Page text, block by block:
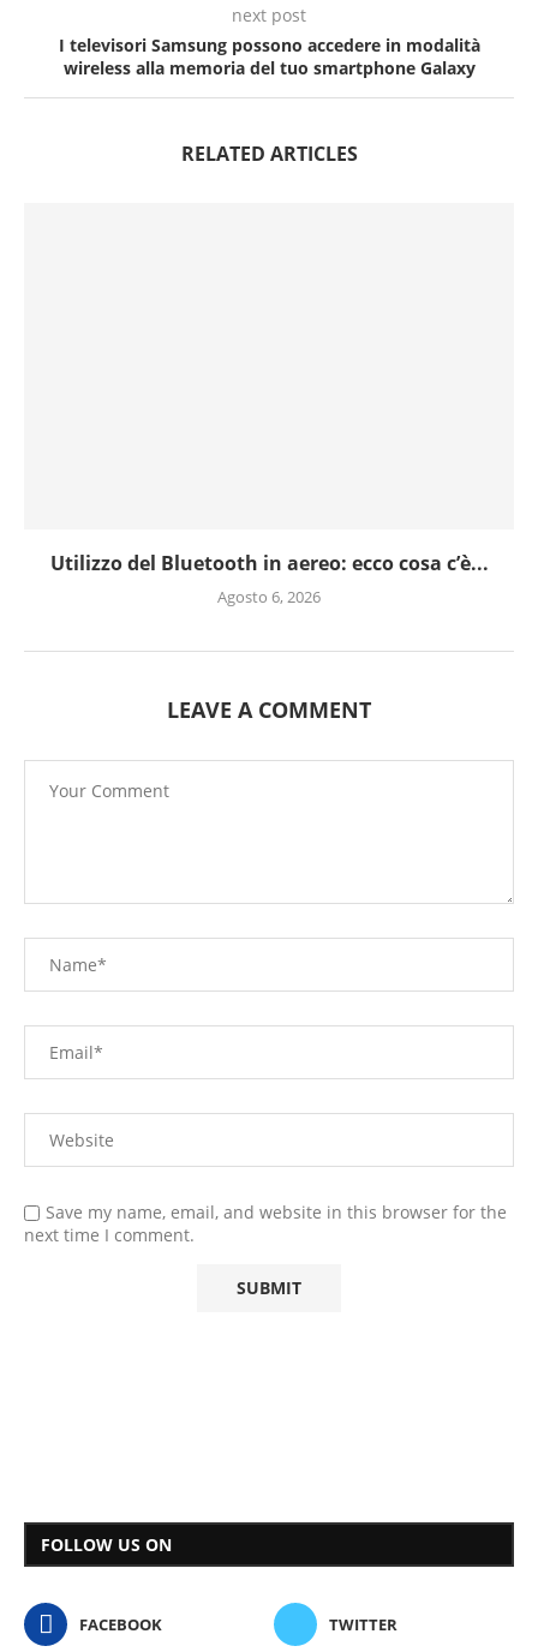
next post
I televisori Samsung possono accedere in modalità
wireless alla memoria del tuo smartphone Galaxy
RELATED ARTICLES
Utilizzo del Bluetooth in aereo: ecco cosa c’è...
Agosto 6, 2026
LEAVE A COMMENT
Save my name, email, and website in this browser for the
next time I comment.
FOLLOW US ON
FACEBOOK TWITTER